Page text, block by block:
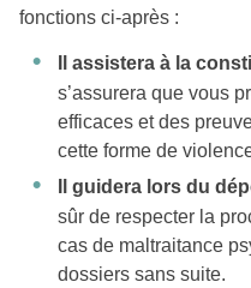
fonctions ci-après :
Il assistera à la
s’assurera que vous
efficaces et des
cette forme de
Il guidera lors du
sûr de respecter la
cas de maltraitance
dossiers sans suite.